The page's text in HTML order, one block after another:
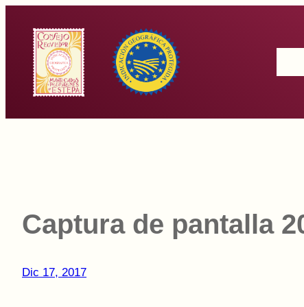
contenido
Captura de pantalla
Dic 17, 2017